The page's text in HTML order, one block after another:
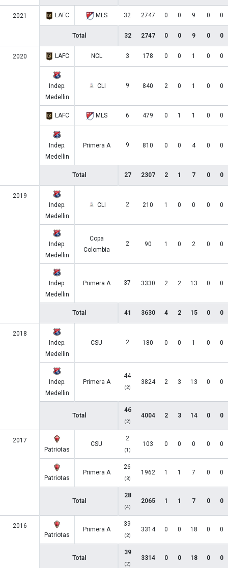
2021 LAFC MLS 32 2747 0 0 9 0 0
Total 32 2747 0 0 9 0 0
2020 LAFC NCL 3 178 0 0 1 0 0
Indep.
Medellin
CLI 9 840 2 0 1 0 0
LAFC MLS 6 479 0 1 1 0 0
Indep.
Medellin
Primera A 9 810 0 0 4 0 0
Total 27 2307 2 1 7 0 0
2019
Indep.
Medellin
CLI 2 210 1 0 0 0 0
Indep.
Medellin
Copa
Colombia
2 90 1 0 2 0 0
Indep.
Medellin
Primera A 37 3330 2 2 13 0 0
Total 41 3630 4 2 15 0 0
2018
Indep.
Medellin
CSU 2 180 0 0 1 0 0
Indep.
Medellin
Primera A
44
(2)
3824 2 3 13 0 0
Total
46
(2)
4004 2 3 14 0 0
2017
Patriotas
CSU
2
(1)
103 0 0 0 0 0
Patriotas
Primera A
26
(3)
1962 1 1 7 0 0
Total
28
(4)
2065 1 1 7 0 0
2016
Patriotas
Primera A
39
(2)
3314 0 0 18 0 0
Total
39
(2)
3314 0 0 18 0 0